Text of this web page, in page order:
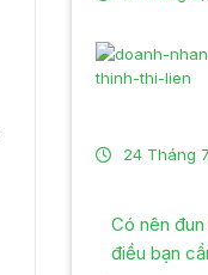
24 Tháng
Có nên
điều bạn